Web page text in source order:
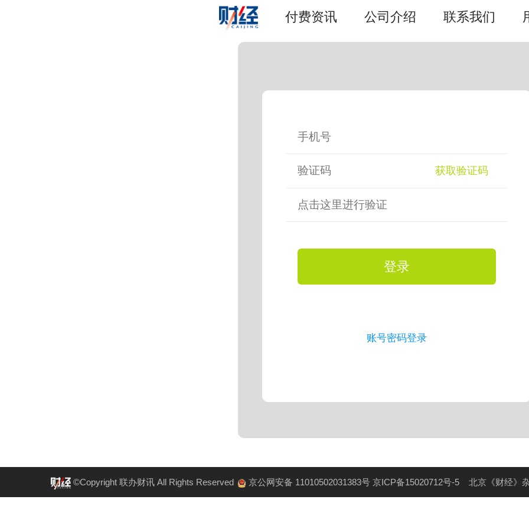
付费资讯 公司介绍 联系我们
获取验证码
点击这里进行验证
登录
账号密码登录
©Copyright 联办财讯 All Rights Reserved 京公网安备 11010502031383号京ICP备15020712号-5 北京《财经》